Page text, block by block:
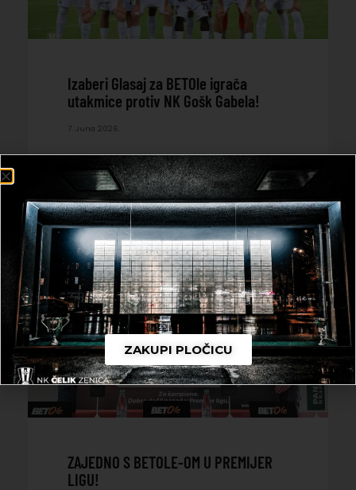
Izaberi Glasaj za BETOle igrača
utakmice protiv NK Gošk Gabela!
7. Juna 2026.
ČITAJ DALJE
ZAJEDNO S BETOLE-OM U PREMIJER
LIGU!
ZAKUPI PLOČICU